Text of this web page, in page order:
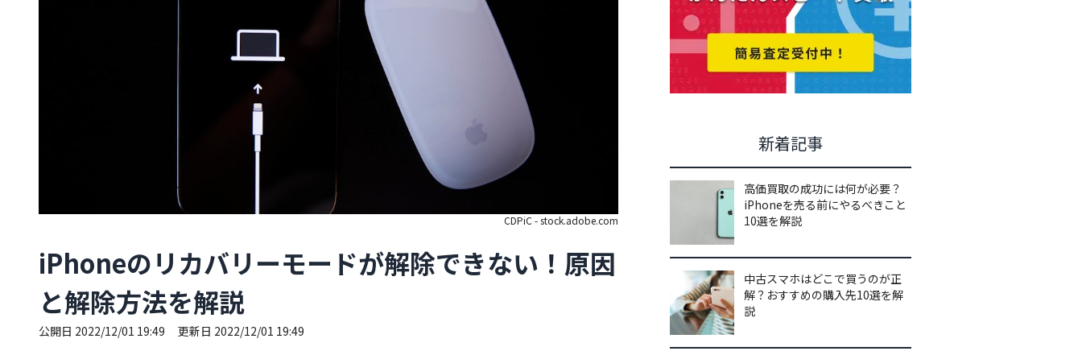
CDPiC - stock.adobe.com
iPhoneのリカバリーモードが解除できない！原因
と解除方法を解説
公開日 2022/12/01 19:49 更新日 2022/12/01 19:49
新着記事
高価買取の成功には何が必要？
iPhoneを売る前にやるべきこと
10選を解説
中古スマホはどこで買うのが正
解？おすすめの購入先10選を解
説